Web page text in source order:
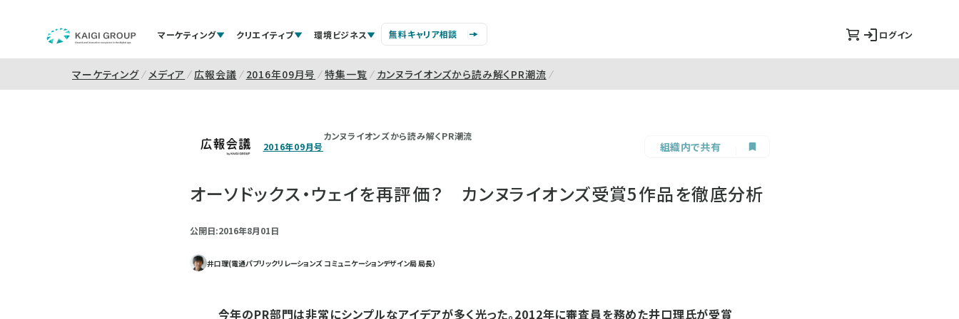
マーケティング クリエイティブ 環境ビジネス 無料キャリア相談 ログイン
マーケティング メディア 広報会議 2016年09月号 特集一覧 カンヌライオンズから読み解くPR潮流
2016年09月号
カンヌライオンズから読み解くPR潮流
組織内で共有
オーソドックス・ウェイを再評価？ カンヌライオンズ受賞5作品を徹底分析
公開日:2016年8月01日
井口理(電通パブリックリレーションズ コミュニケーションデザイン局 局長）
今年のPR部門は非常にシンプルなアイデアが多く光った。2012年に審査員を務めた井口理氏が受賞